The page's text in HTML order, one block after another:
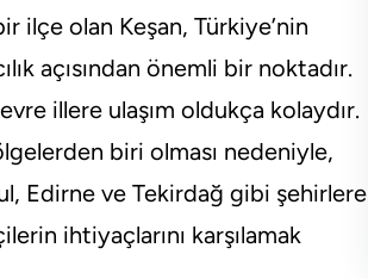
ilçe olan Keşan, Türkiye’nin
açısından önemli bir noktadır.
illere ulaşım oldukça kolaydır.
biri olması nedeniyle,
Edirne ve Tekirdağ gibi şehirlere
ihtiyaçlarını karşılamak